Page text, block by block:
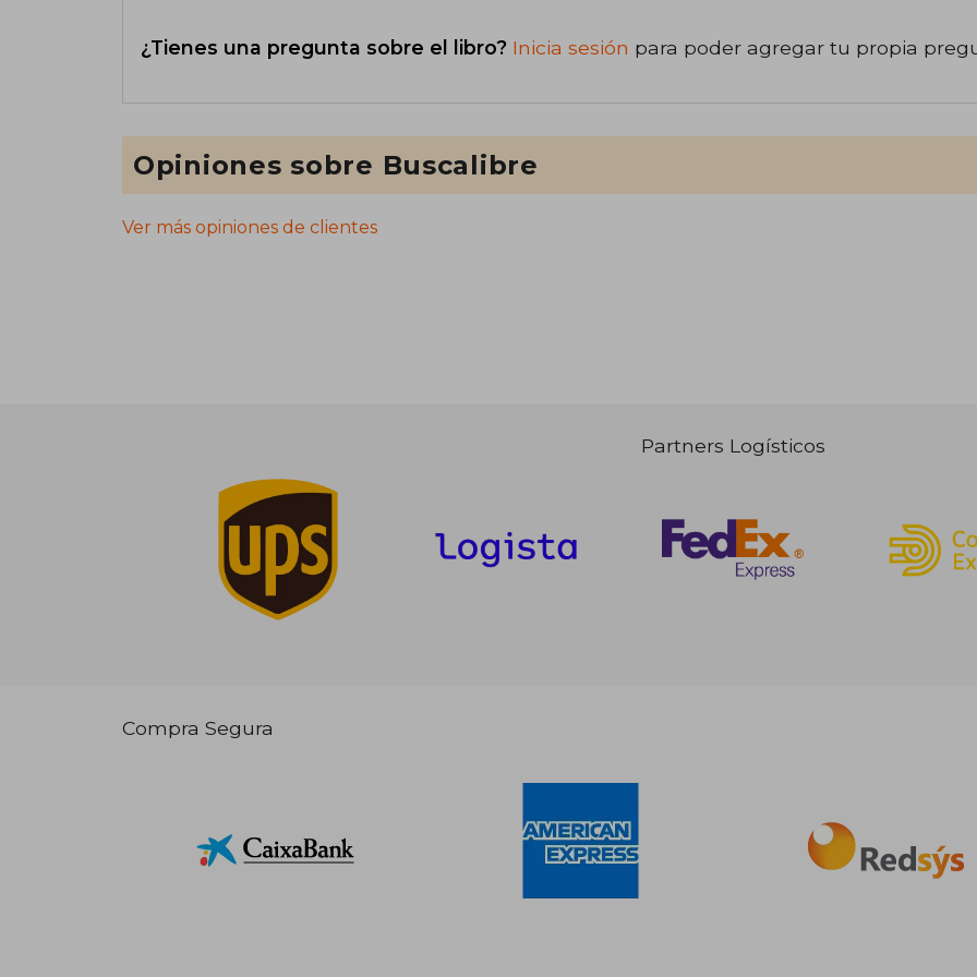
¿Tienes una pregunta sobre el libro? Inicia sesión para poder agregar tu propia
Opiniones sobre Buscalibre
Ver más opiniones de clientes
Partners Logísticos
Compra Segura